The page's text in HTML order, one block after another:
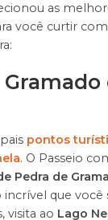
as
você curtir
pontos
. O Passeio
Pedra de
incrível que você
visita ao Lago